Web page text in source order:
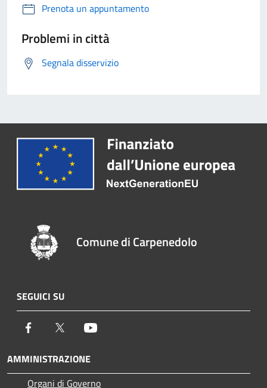
Prenota un appuntamento
Problemi in città
Segnala disservizio
Comune di Carpenedolo
SEGUICI SU
Facebook Twitter
AMMINISTRAZIONE
Organi di Governo